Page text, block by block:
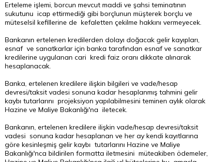
Erteleme işlemi, borcun mevcut maddi ve şahsi teminatının
sukutunu icap ettirmediği gibi borçlunun müşterek borçlu ve
müteselsil kefillerine de kefaletten çekilme hakkını vermeyecek.
Bankanın ertelenen kredilerden dolayı doğacak gelir kayıpları,
esnaf ve sanatkarlar için banka tarafından esnaf ve sanatkar
kredilerine uygulanan cari kredi faiz oranı dikkate alınarak
hesaplanacak.
Banka, ertelenen kredilere ilişkin bilgileri ve vade/hesap
devresi/taksit vadesi sonuna kadar hesaplanmış tahmini gelir
kaybı tutarlarını projeksiyon yapılabilmesini teminen aylık olarak
Hazine ve Maliye Bakanlığı'na iletecek.
Bankanın, ertelenen kredilere ilişkin vade/hesap devresi/taksit
vadesi sonuna kadar hesaplanan ve her ay kendi kayıtlarına
göre kesinleşmiş gelir kaybı tutarlarını Hazine ve Maliye
Bakanlığı'nca bildirilen formatta iletmesini müteakiben ödemeler,